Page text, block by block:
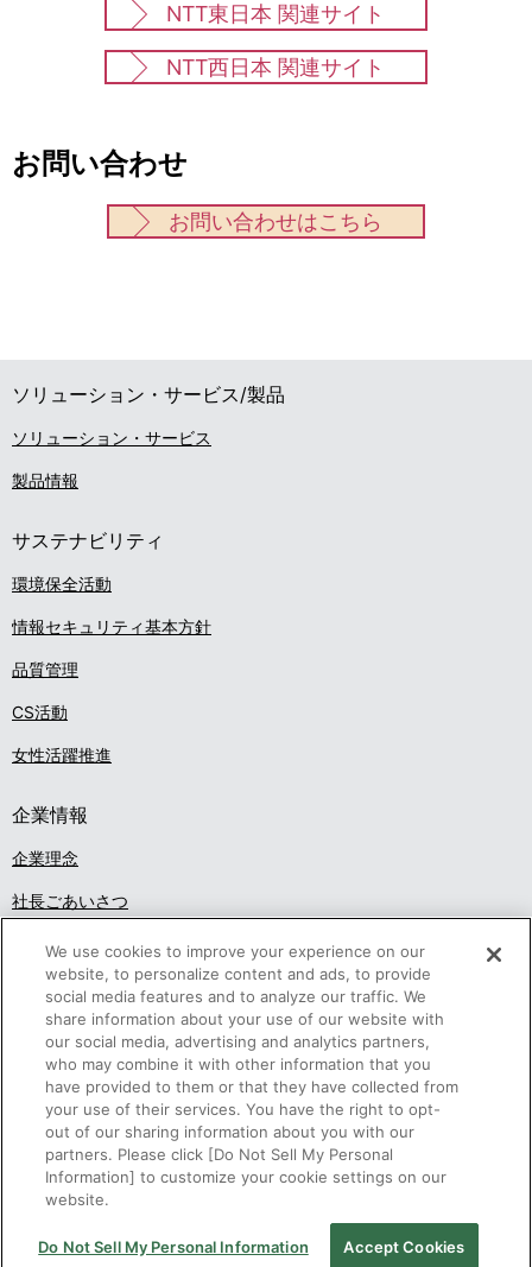
NTT東日本 関連サイト
NTT西日本 関連サイト
お問い合わせ
お問い合わせはこちら
ソリューション・サービス/製品
ソリューション・サービス
製品情報
サステナビリティ
環境保全活動
情報セキュリティ基本方針
品質管理
CS活動
女性活躍推進
企業情報
企業理念
社長ごあいさつ
概要・組織
アクセス
調達活動
事業概要
採用情報
Copyright © NEC Magnus Communications, Ltd. 2003-2026. All rights reserved.
We use cookies to improve your experience on our
website, to personalize content and ads, to provide
social media features and to analyze our traffic. We
share information about your use of our website with
our social media, advertising and analytics partners,
who may combine it with other information that you
have provided to them or that they have collected from
your use of their services. You have the right to opt-
out of our sharing information about you with our
partners. Please click [Do Not Sell My Personal
Information] to customize your cookie settings on our
website.
Do Not Sell My Personal Information Accept Cookies